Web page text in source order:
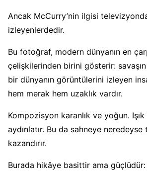
Ancak McCurry’nin ilgisi
izleyenlerdedir.
Bu fotoğraf, modern dünyanın en
çelişkilerinden birini gösterir:
bir dünyanın görüntülerini izleyen
hem merak hem uzaklık vardır.
Kompozisyon karanlık ve yoğun.
aydınlatır. Bu da sahneye
kazandırır.
Burada hikâye basittir ama güçlüdür: